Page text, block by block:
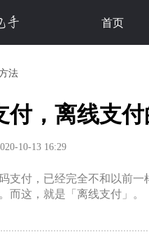
首页
法
，离线支付
10-13 16:29
支付，已经完全不和以前
而这，就是「离线支付」。